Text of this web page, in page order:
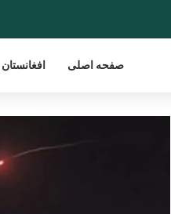
صفحه اصلی افغانستان